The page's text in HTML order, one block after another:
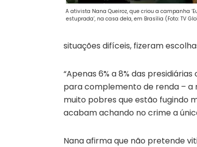
A ativista Nana Queiroz, que criou a campanha
estuprada’, na casa dela, em Brasília (Foto: TV
situações difíceis, fizeram
“Apenas 6% a 8% das
para complemento de renda – a
muito pobres que estão fugindo
acabam achando no crime a
Nana afirma que não pretende